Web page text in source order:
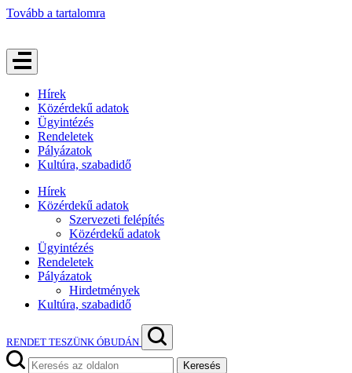
Tovább a tartalomra
Hírek
Közérdekű adatok
Ügyintézés
Rendeletek
Pályázatok
Kultúra, szabadidő
Hírek
Közérdekű adatok
Szervezeti felépítés
Közérdekű adatok
Ügyintézés
Rendeletek
Pályázatok
Hirdetmények
Kultúra, szabadidő
RENDET TESZÜNK ÓBUDÁN
Keresés